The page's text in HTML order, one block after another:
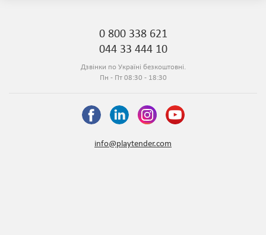
0 800 338 621
044 33 444 10
Дзвінки по Україні безкоштовні.
Пн - Пт 08:30 - 18:30
info@playtender.com